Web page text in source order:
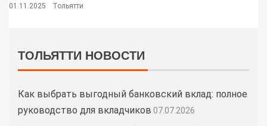
01.11.2025 Тольятти
ТОЛЬЯТТИ НОВОСТИ
Как выбрать выгодный банковский вклад: полное
руководство для вкладчиков 07.07.2026